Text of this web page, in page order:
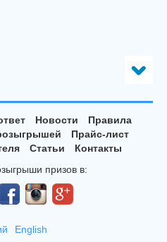
Новости
Правила
Прайс-лист
Статьи
Контакты
призов в:
English